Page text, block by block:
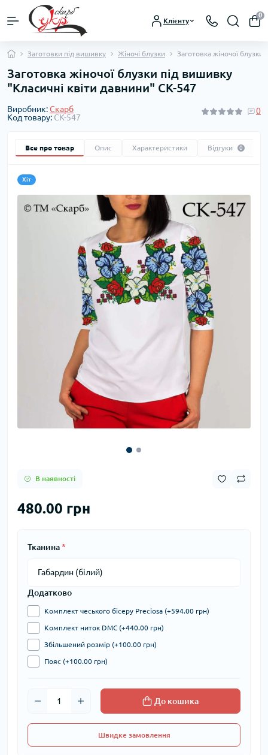
Клієнту
0
Заготовки під вишивку Жіночі блузки Заготовка жіночої
Заготовка жіночої блузки під вишивку
"Класичні квіти давнини" СК-547
Виробник:Скарб
Код товару: СК-547
0
Все про товар Опис Характеристики Відгуки 0
Хіт
В наявності
480.00 грн
Тканина*
Додатково
Комплект чеського бісеру Preciosa (+594.00 грн)
Комплект ниток DMC (+440.00 грн)
Збільшений розмір (+100.00 грн)
Пояс (+100.00 грн)
До кошика
Швидке замовлення